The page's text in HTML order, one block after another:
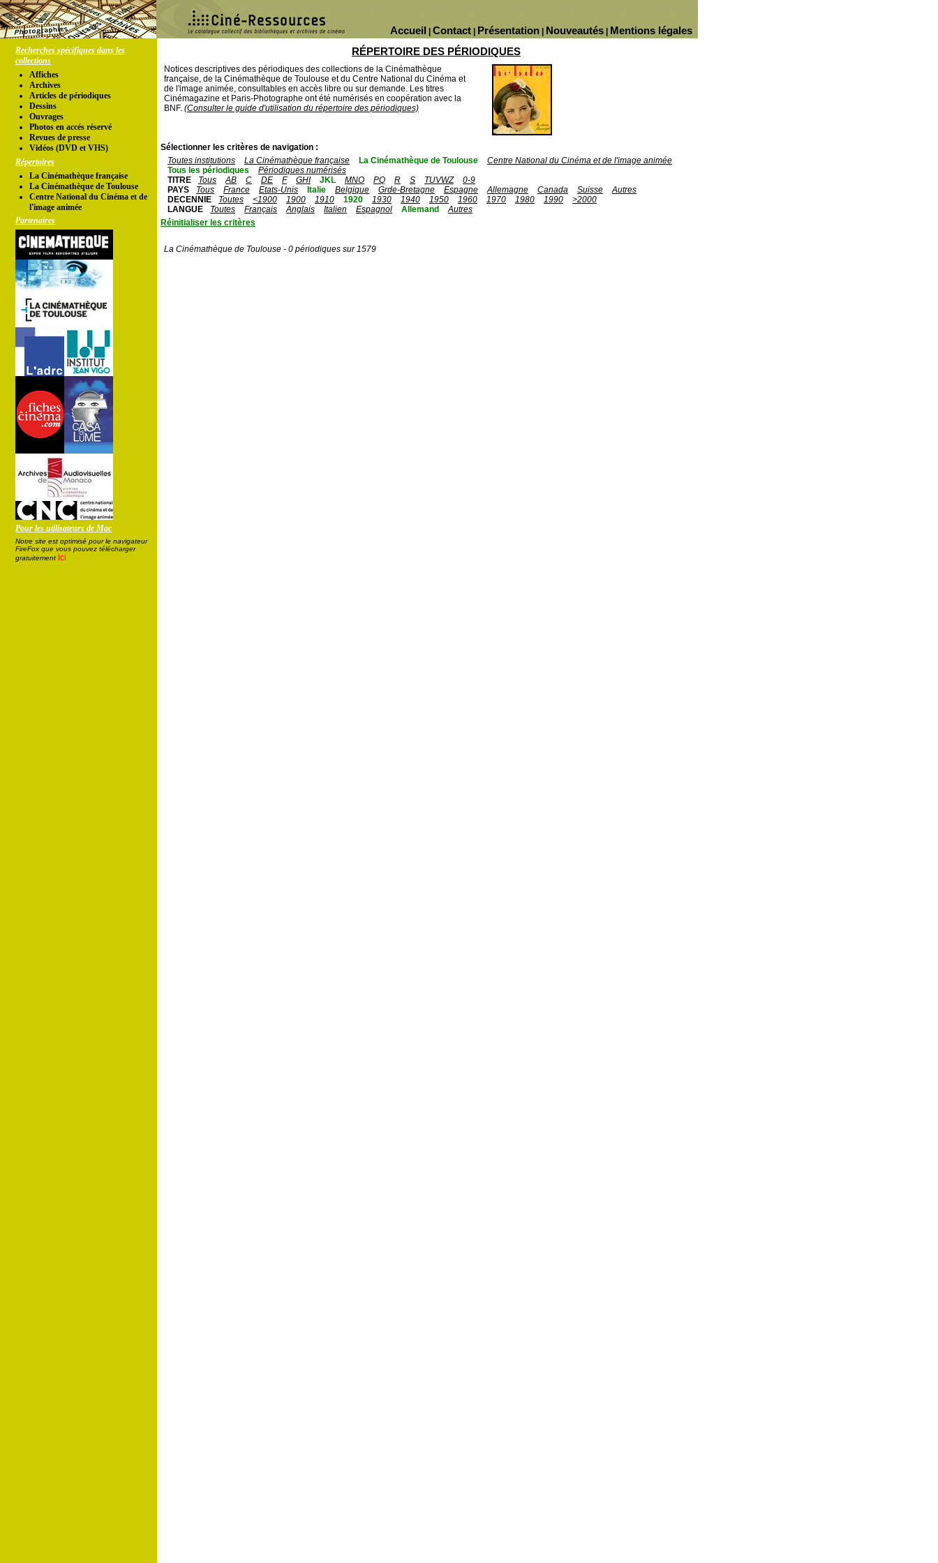
Mentions légales
Nouveautés
Présentation
Contact
Accueil
Recherches spécifiques dans les
collections
Affiches
Archives
Articles de périodiques
Dessins
Ouvrages
Photos en accés réservé
Revues de presse
Vidéos (DVD et VHS)
Répertoires
La Cinémathèque française
La Cinémathèque de Toulouse
Centre National du Cinéma et de
l'image animée
Partenaires
Pour les utilisateurs de Mac
Notre site est optimisé pour le navigateur
FireFox que vous pouvez télécharger
gratuitement ici
RÉPERTOIRE DES PÉRIODIQUES
Notices descriptives des périodiques des collections de la Cinémathèque
française, de la Cinémathèque de Toulouse et du Centre National du Cinéma et
de l'image animée, consultables en accès libre ou sur demande. Les titres
Cinémagazine et Paris-Photographe ont été numérisés en coopération avec la
BNF. (Consulter le guide d'utilisation du répertoire des périodiques)
Sélectionner les critères de navigation :
Toutes institutions
La Cinémathèque française La Cinémathèque de Toulouse
Centre National du Cinéma et de l'image animée
Tous les périodiques
Périodiques numérisés
TITRE
Tous AB C DE F GHI JKL MNO PQ R S TUVWZ
0-9
PAYS
Tous France Etats-Unis Italie Belgique Grde-Bretagne Espagne Allemagne Canada Suisse
Autres
DECENNIE
Toutes <1900 1900 1910 1920 1930 1940 1950 1960 1970 1980 1990
>2000
LANGUE
Toutes Français Anglais Italien Espagnol Allemand
Autres
Réinitialiser les critères
La Cinémathèque de Toulouse - 0 périodiques sur 1579